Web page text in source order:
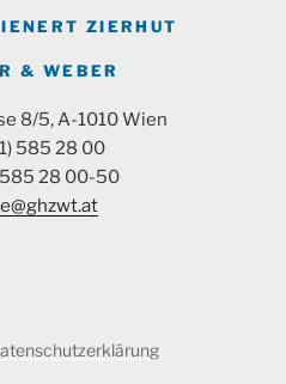
ZIERHUT
& WEBER
8/5, A-1010 Wien
585 28 00
585 28 00-50